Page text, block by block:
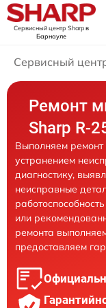
Сервисный центр Sharpв
Барнауле
Сервисный
Ремонт
Sharp R-
Выполняем
устранением
диагностику,
неисправные
или
ремонта
предоставляем